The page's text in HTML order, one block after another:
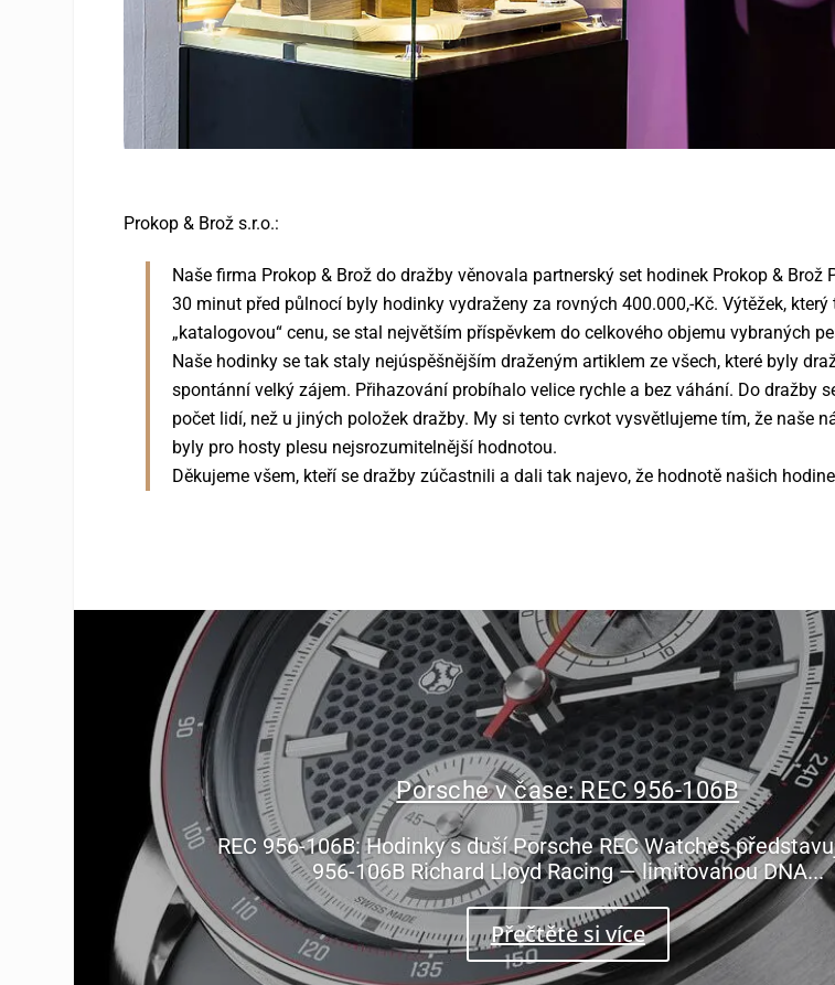
Prokop & Brož s.r.o.:
Naše firma Prokop & Brož do dražby věnovala partnerský set hodinek Prokop & Brož
30 minut před půlnocí byly hodinky vydraženy za rovných 400.000,-Kč. Výtěžek, který
„katalogovou“ cenu, se stal největším příspěvkem do celkového objemu vybraných
Naše hodinky se tak staly nejúspěšnějším draženým artiklem ze všech, které byly
spontánní velký zájem. Přihazování probíhalo velice rychle a bez váhání. Do dražby
počet lidí, než u jiných položek dražby. My si tento cvrkot vysvětlujeme tím, že naše
byly pro hosty plesu nejsrozumitelnější hodnotou.
Děkujeme všem, kteří se dražby zúčastnili a dali tak najevo, že hodnotě našich
Porsche v čase: REC 956-106B
REC 956-106B: Hodinky s duší Porsche REC Watches
956-106B Richard Lloyd Racing — limitovanou DNA...
Přečtěte si více